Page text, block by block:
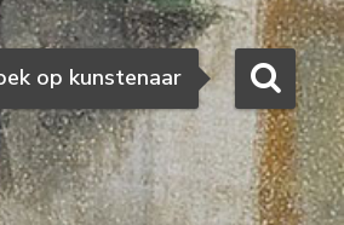
Zoeken
op kunstenaar